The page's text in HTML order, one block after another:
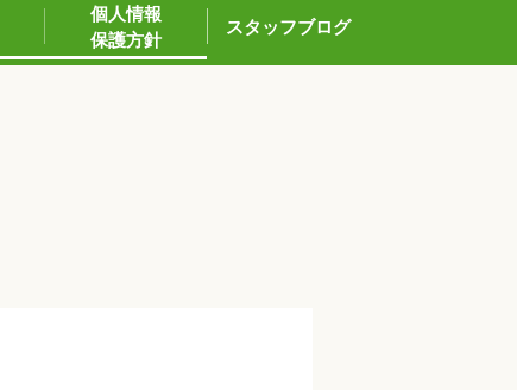
個人情報
保護方針
スタッフブログ